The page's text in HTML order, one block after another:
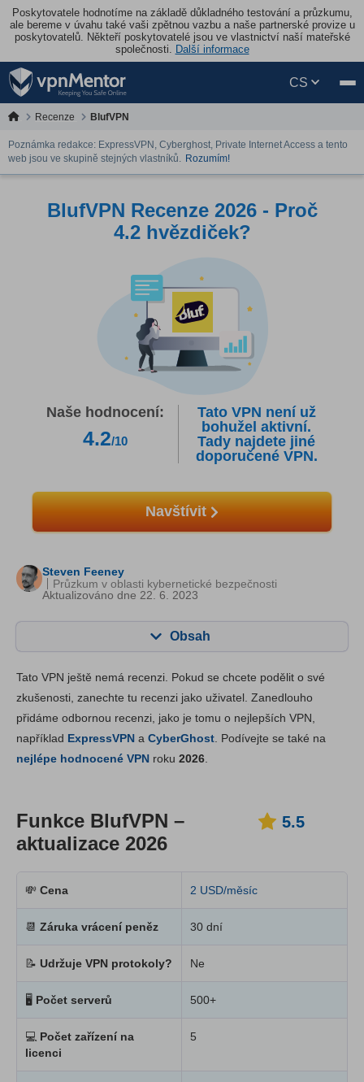
Poskytovatele hodnotíme na základě důkladného testování a průzkumu,
ale bereme v úvahu také vaši zpětnou vazbu a naše partnerské provize u
poskytovatelů. Někteří poskytovatelé jsou ve vlastnictví naší mateřské
společnosti. Další informace
CS
Recenze BlufVPN
Poznámka redakce: ExpressVPN, Cyberghost, Private Internet Access a tento
web jsou ve skupině stejných vlastníků. Rozumím!
BlufVPN Recenze 2026 - Proč
4.2 hvězdiček?
Naše hodnocení:
4.2/10
Tato VPN není už
bohužel aktivní.
Tady najdete jiné
doporučené VPN.
Navštívit
Steven Feeney
Aktualizováno dne 22. 6. 2023
Průzkum v oblasti kybernetické bezpečnosti
Obsah
Klíčové vlastnosti 5.5
Instalace a aplikace 5.3
Tato VPN ještě nemá recenzi. Pokud se chcete podělit o své
zkušenosti, zanechte tu recenzi jako uživatel. Zanedlouho
přidáme odbornou recenzi, jako je tomu o nejlepších VPN,
například ExpressVPN a CyberGhost. Podívejte se také na
nejlépe hodnocené VPN roku 2026.
Funkce BlufVPN –
aktualizace 2026
5.5
💸 Cena 2 USD/měsíc
📆 Záruka vrácení peněz 30 dní
📝 Udržuje VPN protokoly? Ne
🖥 Počet serverů 500+
💻 Počet zařízení na
licenci
5